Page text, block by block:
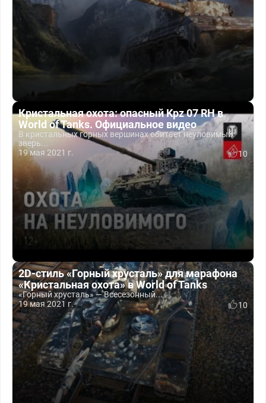
Кристальная охота: опасный Kpz 07 RH в
World of Tanks. Официальное видео
В кристальных горных вершинах обитает неуловимый
зверь...
19 мая 2021 г.
10
2D-стиль «Горный хрусталь» для марафона
«Кристальная охота» в World of Tanks
«Горный хрусталь» — Всесезонный...
19 мая 2021 г.
10